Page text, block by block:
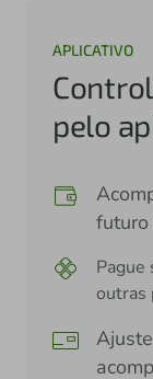
APLICATIVO
pelo
futuro
Pague
outras